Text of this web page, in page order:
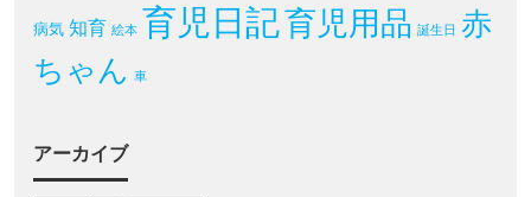
病気 知育 絵本 育児日記育児用品 誕生日 赤
ちゃん 車
アーカイブ